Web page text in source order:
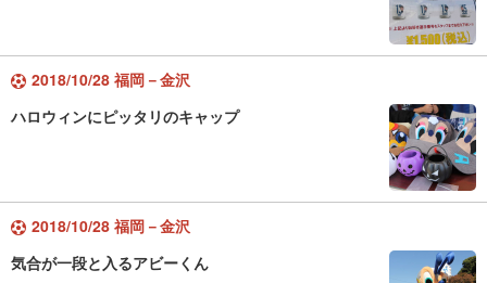
2018/10/28 福岡－金沢
ハロウィンにピッタリのキャップ
2018/10/28 福岡－金沢
気合が一段と入るアビーくん